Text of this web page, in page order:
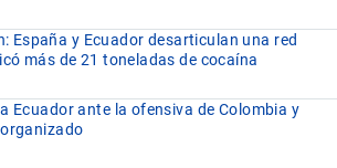
España y Ecuador desarticulan una red
más de 21 toneladas de cocaína
Ecuador ante la ofensiva de Colombia y